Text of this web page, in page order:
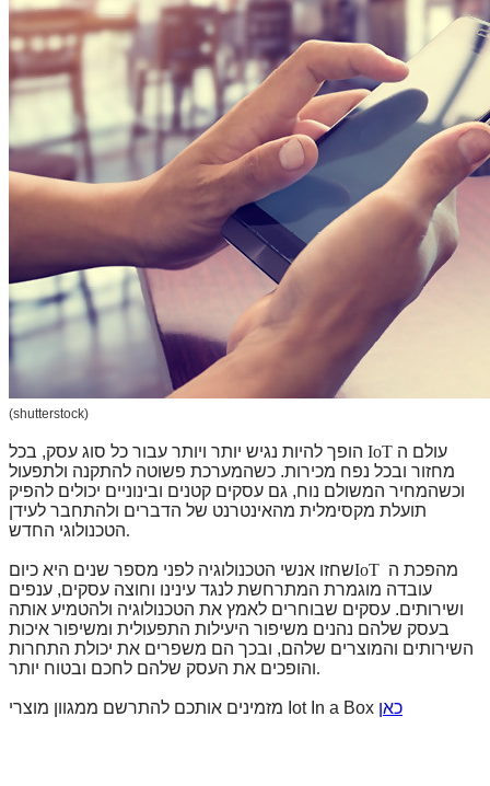
(shutterstock)
עולם ה IoT הופך להיות נגיש יותר ויותר עבור כל סוג עסק, בכל
מחזור ובכל נפח מכירות. כשהמערכת פשוטה להתקנה ולתפעול
וכשהמחיר המשולם נוח, גם עסקים קטנים ובינוניים יכולים להפיק
תועלת מקסימלית מהאינטרנט של הדברים ולהתחבר לעידן
הטכנולוגי החדש.
מהפכת ה IoTשחזו אנשי הטכנולוגיה לפני מספר שנים היא כיום
עובדה מוגמרת המתרחשת לנגד עינינו וחוצה עסקים, ענפים
ושירותים. עסקים שבוחרים לאמץ את הטכנולוגיה ולהטמיע אותה
בעסק שלהם נהנים משיפור היעילות התפעולית ומשיפור איכות
השירותים והמוצרים שלהם, ובכך הם משפרים את יכולת התחרות
והופכים את העסק שלהם לחכם ובטוח יותר.
מזמינים אותכם להתרשם ממגוון מוצרי Iot In a Box כאן